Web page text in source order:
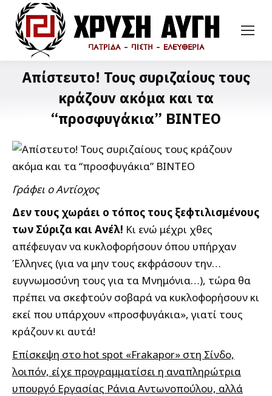
Απίστευτο! Τους συριζαίους τους
κράζουν ακόμα και τα
“προσφυγάκια” ΒΙΝΤΕΟ
Γράφει ο Αντίοχος
Δεν τους χωράει ο τόπος τους ξεφτιλισμένους
των Σύριζα και Ανέλ! Κι ενώ μέχρι χθες
απέφευγαν να κυκλοφορήσουν όπου υπήρχαν
Έλληνες (για να μην τους εκφράσουν την…
ευγνωμοσύνη τους για τα Μνημόνια…), τώρα θα
πρέπει να σκεφτούν σοβαρά να κυκλοφορήσουν κι
εκεί που υπάρχουν «προσφυγάκια», γιατί τους
κράζουν κι αυτά!
Επίσκεψη στο hot spot «Frakapor» στη Σίνδο,
λοιπόν, είχε προγραμματίσει η αναπληρώτρια
υπουργό Εργασίας Ράνια Αντωνοπούλου, αλλά